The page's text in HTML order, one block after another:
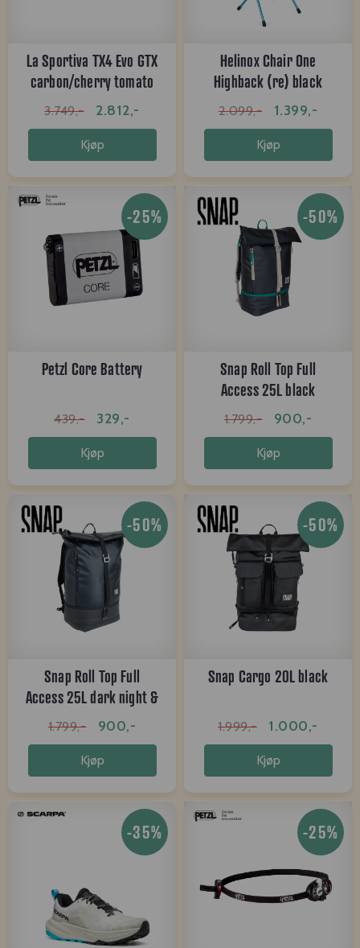
La Sportiva TX4 Evo GTX
carbon/cherry tomato
3.749,- 2.812,-
Kjøp
Helinox Chair One
Highback (re) black
2.099,- 1.399,-
Kjøp
-25%
Petzl Core Battery
439,- 329,-
Kjøp
-50%
Snap Roll Top Full
Access 25L black
1.799,- 900,-
Kjøp
-50%
Snap Roll Top Full
Access 25L dark night &
black
1.799,- 900,-
Kjøp
-50%
Snap Cargo 20L black
1.999,- 1.000,-
Kjøp
-35% -25%